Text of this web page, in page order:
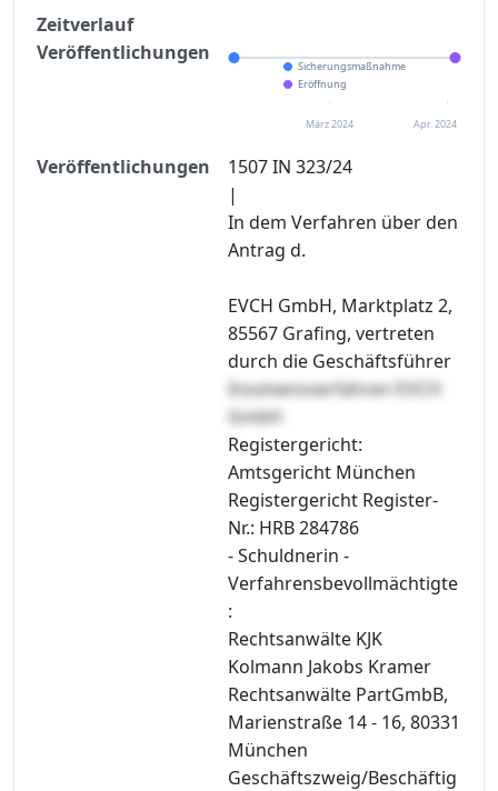
Zeitverlauf
Veröffentlichungen
Sicherungsmaßnahme
Eröffnung
März 2024 Apr. 2024
Veröffentlichungen
1507 IN 323/24
|
In dem Verfahren über den
Antrag d.
EVCH GmbH, Marktplatz 2,
85567 Grafing, vertreten
durch die Geschäftsführer
Insolvenzverfahren EVCH
GmbH
Registergericht:
Amtsgericht München
Registergericht Register-
Nr.: HRB 284786
- Schuldnerin -
Verfahrensbevollmächtigte
:
Rechtsanwälte KJK
Kolmann Jakobs Kramer
Rechtsanwälte PartGmbB,
Marienstraße 14 - 16, 80331
München
Geschäftszweig/Beschäftig